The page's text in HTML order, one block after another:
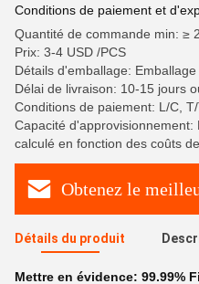
Conditions de paiement et
Quantité de commande min: ≥
Prix: 3-4 USD /PCS
Détails d'emballage:
Délai de livraison: 10-15 jours
Conditions de paiement: L/C,
Capacité
calculé en fonction des coûts
Obtenez le
Détails du produit
Mettre en évidence: 99.99%